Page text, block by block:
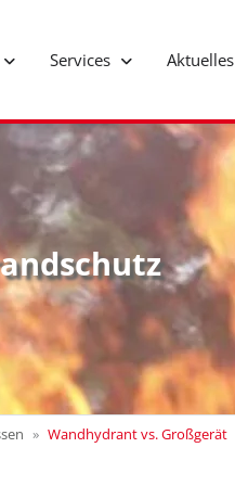
Services Aktuelles
Wandhydrant vs. Großgerät